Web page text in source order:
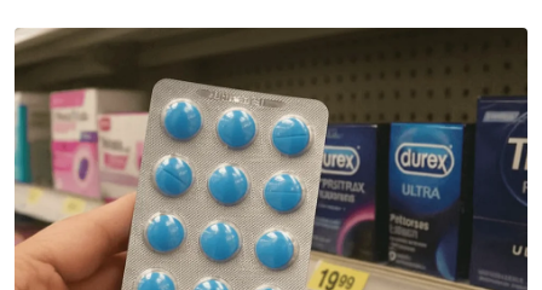
Berita Telus & Tulus menerusi E-Mel setiap
hari!